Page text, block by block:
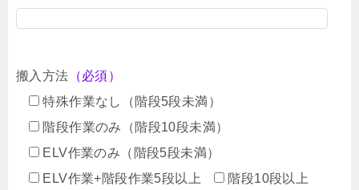
搬入方法 （必須）
特殊作業なし（階段5段未満）
階段作業のみ（階段10段未満）
ELV作業のみ（階段5段未満）
ELV作業+階段作業5段以上
階段10段以上